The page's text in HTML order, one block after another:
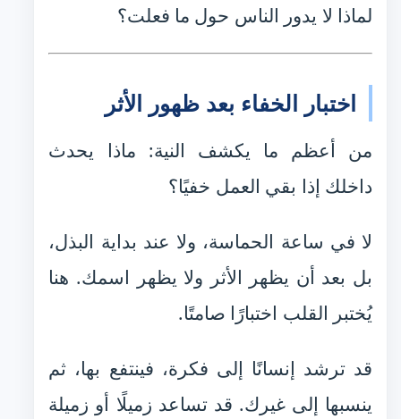
لماذا لا يدور الناس حول ما فعلت؟
اختبار الخفاء بعد ظهور الأثر
من أعظم ما يكشف النية: ماذا يحدث
داخلك إذا بقي العمل خفيًا؟
لا في ساعة الحماسة، ولا عند بداية البذل،
بل بعد أن يظهر الأثر ولا يظهر اسمك. هنا
يُختبر القلب اختبارًا صامتًا.
قد ترشد إنسانًا إلى فكرة، فينتفع بها، ثم
ينسبها إلى غيرك. قد تساعد زميلًا أو زميلة